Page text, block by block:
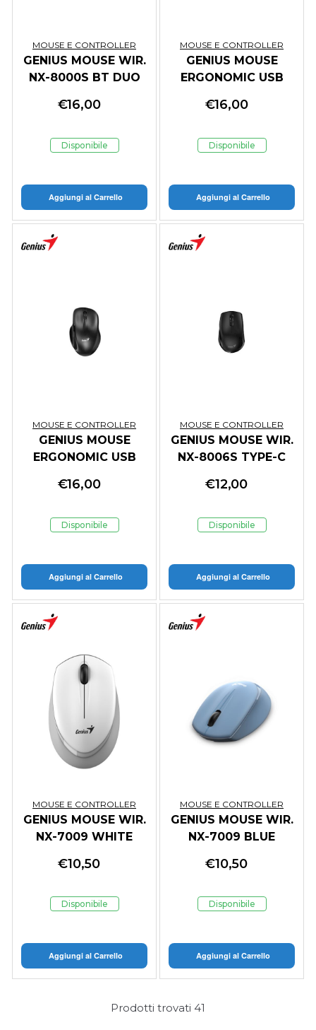
MOUSE E CONTROLLER
GENIUS MOUSE WIR.
NX-8000S BT DUO
5.3+2.4Ghz)
€16,00
Disponibile
Aggiungi al Carrello
MOUSE E CONTROLLER
GENIUS MOUSE
ERGONOMIC USB
WIRELESS SILENT
€16,00
Disponibile
Aggiungi al Carrello
MOUSE E CONTROLLER
GENIUS MOUSE
ERGONOMIC USB
WIRELESS SILENT
€16,00
Disponibile
Aggiungi al Carrello
MOUSE E CONTROLLER
GENIUS MOUSE WIR.
NX-8006S TYPE-C
RECEIVER BLACK
€12,00
Disponibile
Aggiungi al Carrello
MOUSE E CONTROLLER
GENIUS MOUSE WIR.
NX-7009 WHITE
€10,50
Disponibile
Aggiungi al Carrello
MOUSE E CONTROLLER
GENIUS MOUSE WIR.
NX-7009 BLUE
€10,50
Disponibile
Aggiungi al Carrello
Prodotti trovati 41